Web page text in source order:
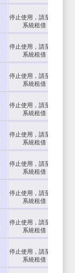
停止使用，請至2.0
系統租借
停止使用，請至2.0
系統租借
停止使用，請至2.0
系統租借
停止使用，請至2.0
系統租借
停止使用，請至2.0
系統租借
停止使用，請至2.0
系統租借
停止使用，請至2.0
系統租借
停止使用，請至2.0
系統租借
停止使用，請至2.0
系統租借